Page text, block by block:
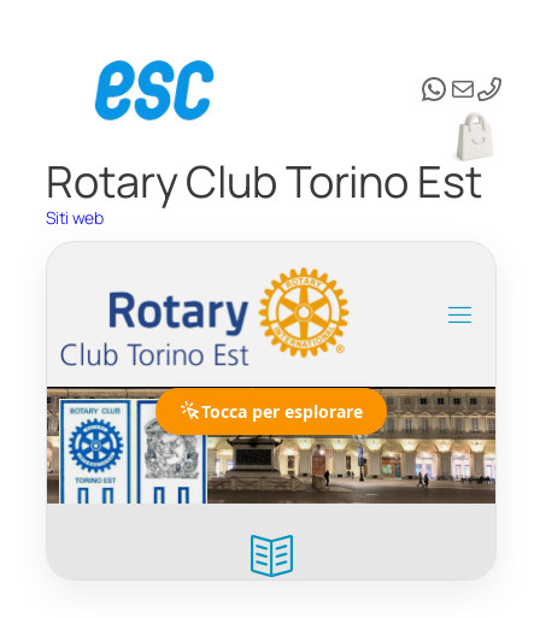
contenuto
Email
Rotary Club Torino Est
Siti web
Tocca per esplorare